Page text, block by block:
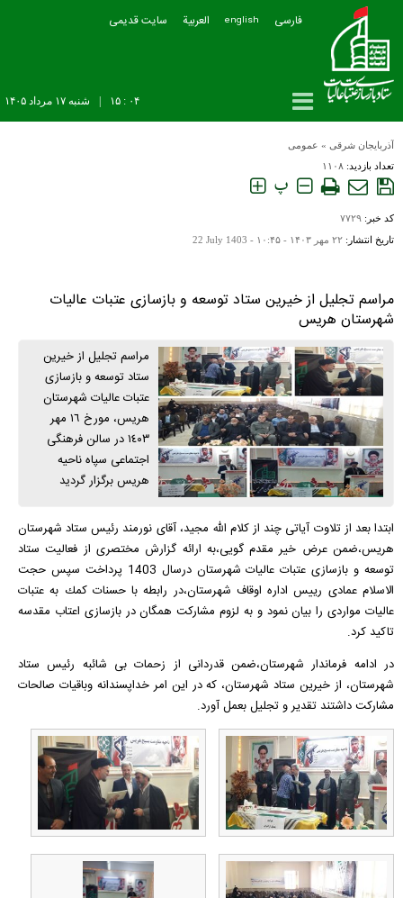
فارسی english العربیة سایت قدیمی
شنبه ۱۷ مرداد ۱۴۰۵ ۰۴ : ۱۵
آذربایجان شرقی » عمومی
تعداد بازدید: ۱۱۰۸
پ
کد خبر: ۷۷۲۹
تاریخ انتشار: ۲۲ مهر ۱۴۰۳ - ۱۰:۴۵ - 22 July 1403
مراسم تجلیل از خیرین ستاد توسعه و بازسازى عتبات عاليات
شهرستان هریس
مراسم تجلیل از خیرین
ستاد توسعه و بازسازى
عتبات عاليات شهرستان
هریس، مورخ ١٦ مهر
١٤٠٣ در سالن فرهنگی
اجتماعی سپاه ناحیه
هریس برگزار گردید
ابتدا بعد از تلاوت آياتى چند از كلام الله مجيد، آقاى نورمند رئيس ستاد شهرستان
هريس،ضمن عرض خير مقدم گويى،به ارائه گزارش مختصرى از فعاليت ستاد
توسعه و بازسازى عتبات عاليات شهرستان درسال 1403 پرداخت سپس حجت
الاسلام عمادى رییس اداره اوقاف شهرستان،در رابطه با حسنات كمك به عتبات
عالیات مواردى را بيان نمود و به لزوم مشاركت همگان در بازسازى اعتاب مقدسه
تاكيد كرد.
در ادامه فرماندار شهرستان،ضمن قدردانى از زحمات بى شائبه رئيس ستاد
شهرستان، از خيرين ستاد شهرستان، كه در اين امر خداپسندانه وباقيات صالحات
مشاركت داشتند تقدير و تجليل بعمل آورد.